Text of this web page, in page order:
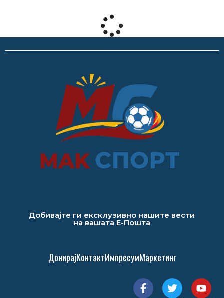
Добивајте ги ексклузивно нашите вести
на вашата Е-Пошта
ДонирајКонтактИмпресумМаркетинг